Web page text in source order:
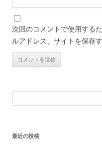
次回のコメントで使用する
ルアドレス、サイトを保存す
最近の投稿